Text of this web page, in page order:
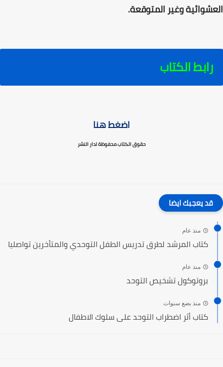
العشوائية وغير المتوقعة.
رابط الكتاب
اضغط هنا
حقوق الكتاب محفوظة لدار النشر
قد يعجبك ايضا
منذ عام
كتاب المرشد لطرق تدريس الطفل التوحدي والمتأخرين تواصليا
منذ عام
بروتوكول تشخيص التوحد
منذ بضع سنوات
كتاب أثر اضطراب التوحد على سلوك الاطفال‎